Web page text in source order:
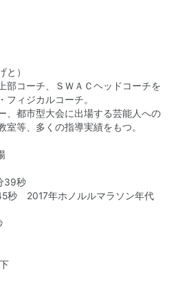
）
部コーチ、ＳＷＡＣヘッドコーチを
フィジカルコーチ。
、都市型大会に出場する芸能人への
等、多くの指導実績をもつ。
39秒
秒 2017年ホノルルマラソン年代